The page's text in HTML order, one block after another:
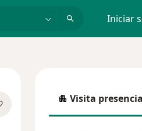
Iniciar
Visita presencial
Visita